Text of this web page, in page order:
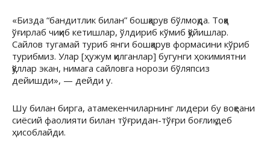
«Бизда “бандитлик билан” бошқарув бўлмоқда. Тоққа
ўғирлаб чиқиб кетишлар, ўлдириб кўмиб қўйишлар.
Сайлов тугамай туриб янги бошқарув формасини кўриб
турибмиз. Улар [ҳужум қилганлар] бугунги ҳокимиятни
қўллар экан, нимага сайловга норози бўляпсиз
дейишди», — дейди у.
Шу билан бирга, атамекенчиларнинг лидери бу воқеани
сиёсий фаолияти билан тўғридан-тўғри боғлиқ деб
ҳисоблайди.